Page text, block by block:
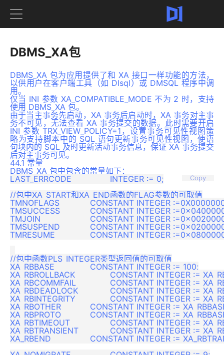
DBMS_XA包
DBMS_XA 包为应用提供了和 XA 接口一样功能的方法，
以供用户在客户端工具（如 DIsql）或 DMSQL 程序中调
用。
仅当 INI 参数 XA_COMPATIBLE_MODE 不为 2 时，支持
使用 DBMS_XA 包。
由于当主事务先启动，XA 事务后启动时，XA 事务对主事
务不可见，无法查看 XA 事务提交的数据。此时需要开启
INI 参数 TRX_VIEW_POLICY=1，设置事务可见性视图策
略为支持脚本中的 SQL 语句更新事务可见性视图，使语
句块内的 SQL 及时更新活动事务信息，保证 XA 事务提交
后对主事务可见。
44.1 常量
DBMS_XA 包中包含的常量如下：
Copy
LAST_ERRCODE        	INTEGER := 0;
//包中XA_START和XA_END函数的FLAG参数的可取值
TMNOFLAGS           	CONSTANT INTEGER :=0X00000000;
TMSUCCESS           	CONSTANT INTEGER :=0x04000000;
TMJOIN              	CONSTANT INTEGER :=0x00200000;
TMSUSPEND           	CONSTANT INTEGER :=0x02000000;
TMRESUME            	CONSTANT INTEGER :=0x08000000;
//包中函数PLS_INTEGER类型返回值的可取值
XA_RBBASE           	CONSTANT INTEGER := 100;
XA_RBROLLBACK       	CONSTANT INTEGER := XA_RBBASE;
XA_RBCOMMFAIL       	CONSTANT INTEGER := XA_RBBASE+1;
XA_RBDEADLOCK       	CONSTANT INTEGER := XA_RBBASE+2;
XA_RBINTEGRITY      	CONSTANT INTEGER := XA_RBBASE+3;
XA_RBOTHER          	CONSTANT INTEGER := XA_RBBASE+4;
XA_RBPROTO          	CONSTANT INTEGER := XA_RBBASE+5;
XA_RBTIMEOUT        	CONSTANT INTEGER := XA_RBBASE+6;
XA_RBTRANSIENT      	CONSTANT INTEGER := XA_RBBASE+7;
XA_RBEND            	CONSTANT INTEGER := XA_RBTRANSIENT;